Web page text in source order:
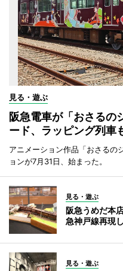
見る・遊ぶ
阪急電車が「おさる
ード、ラッピング列車
アニメーション作品「おさるの
ョンが7月31日、始まった。
見る・遊ぶ
阪急うめだ本
急神戸線再現
見る・遊ぶ